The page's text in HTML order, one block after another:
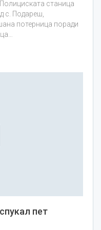
станица
с. Подареш,
потерница поради
пет